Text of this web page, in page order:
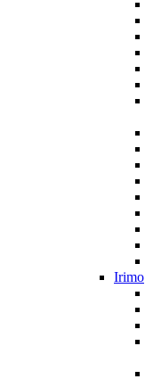
Irimo